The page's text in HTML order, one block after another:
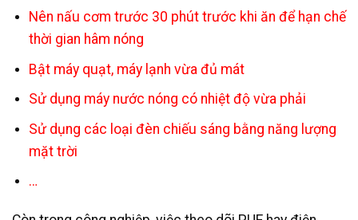
Nên nấu cơm trước 30 phút trước khi ăn để hạn chế
thời gian hâm nóng
Bật máy quạt, máy lạnh vừa đủ mát
Sử dụng máy nước nóng có nhiệt độ vừa phải
Sử dụng các loại đèn chiếu sáng bằng năng lượng
mặt trời
…